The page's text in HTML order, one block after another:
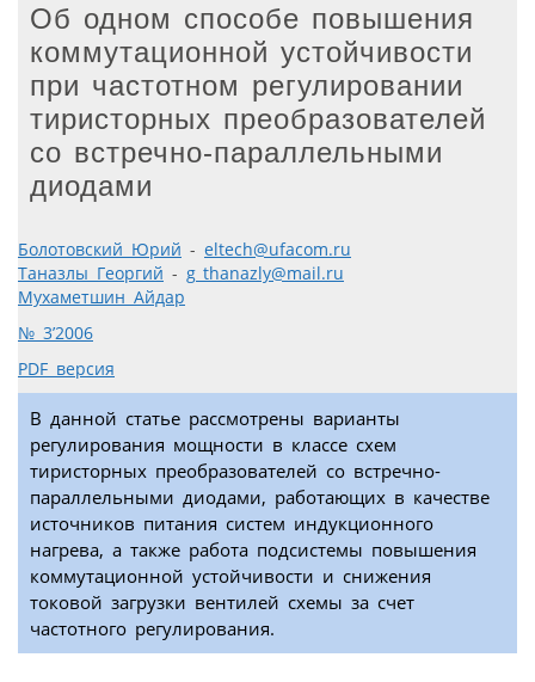
Об одном способе повышения
коммутационной устойчивости
при частотном регулировании
тиристорных преобразователей
со встречно-параллельными
диодами
Болотовский Юрий - eltech@ufacom.ru
Таназлы Георгий - g_thanazly@mail.ru
Мухаметшин Айдар
№ 3’2006
PDF версия
В данной статье рассмотрены варианты
регулирования мощности в классе схем
тиристорных преобразователей со встречно-
параллельными диодами, работающих в качестве
источников питания систем индукционного
нагрева, а также работа подсистемы повышения
коммутационной устойчивости и снижения
токовой загрузки вентилей схемы за счет
частотного регулирования.